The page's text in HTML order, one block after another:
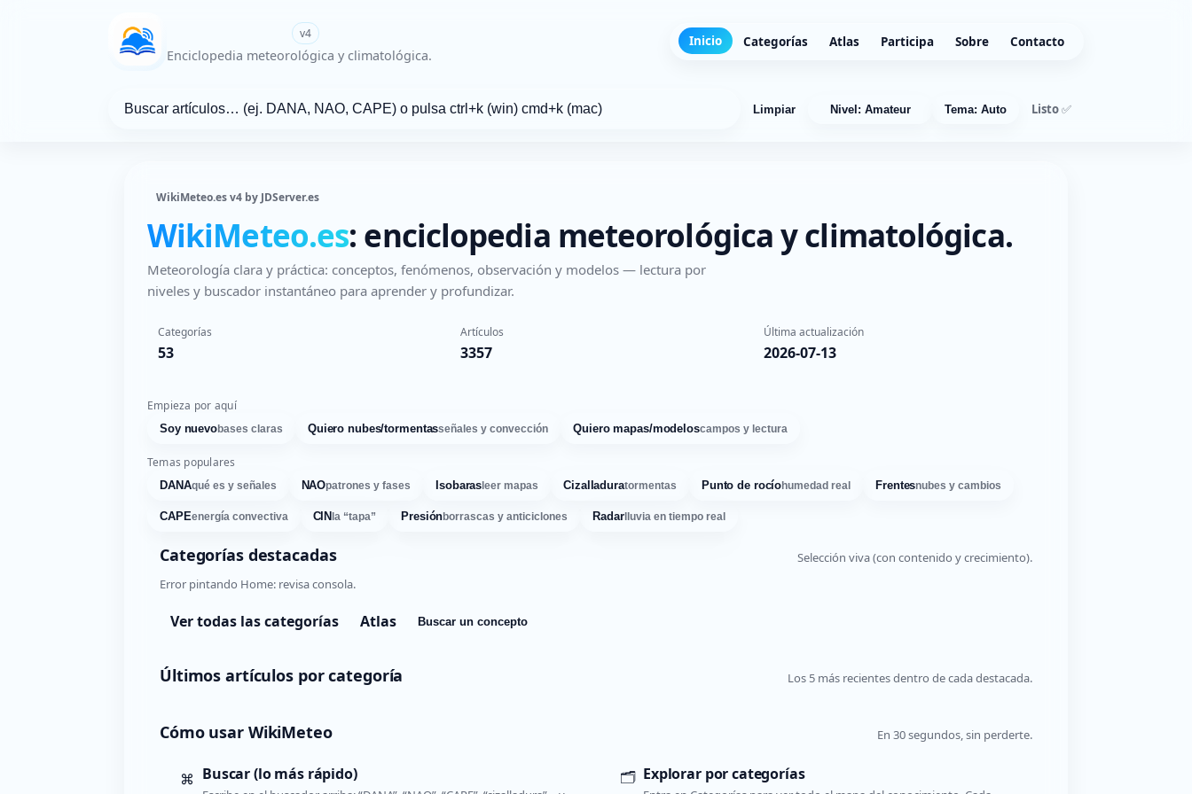
WikiMeteo.es v4
Enciclopedia meteorológica y climatológica.
Inicio Categorías Atlas Participa Sobre Contacto
Limpiar Nivel: Amateur Tema: Auto Listo ✅
WikiMeteo.es v4 by JDServer.es
WikiMeteo.es: enciclopedia meteorológica y climatológica.
Meteorología clara y práctica: conceptos, fenómenos, observación y modelos — lectura por
niveles y buscador instantáneo para aprender y profundizar.
Categorías
53
Artículos
3357
Última actualización
2026-07-13
Empieza por aquí
Soy nuevobases claras Quiero nubes/tormentasseñales y convección Quiero mapas/modeloscampos y lectura
Temas populares
DANAqué es y señales NAOpatrones y fases Isobarasleer mapas Cizalladuratormentas Punto de rocíohumedad real Frentesnubes y cambios
CAPEenergía convectiva CIN la “tapa” Presiónborrascas y anticiclones Radarlluvia en tiempo real
Categorías destacadas
Selección viva (con contenido y crecimiento).
Error pintando Home: revisa consola.
Ver todas las categorías Atlas Buscar un concepto
Últimos artículos por categoría Los 5 más recientes dentro de cada destacada.
Cómo usar WikiMeteo En 30 segundos, sin perderte.
⌘ Buscar (lo más rápido) 🗂️ Explorar por categorías